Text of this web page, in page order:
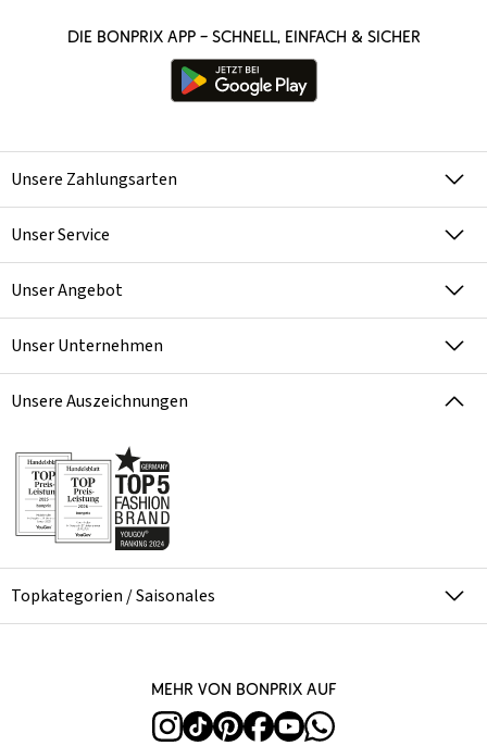
Die bonprix App – schnell, einfach & sicher
Unsere Zahlungsarten
Unser Service
Unser Angebot
Unser Unternehmen
Unsere Auszeichnungen
Topkategorien / Saisonales
Mehr von bonprix auf